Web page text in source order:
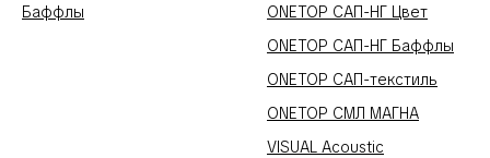
Баффлы
ONETOP САП-НГ Цвет
ONETOP САП-НГ Баффлы
ONETOP САП-текстиль
ONETOP СМЛ МАГНА
VISUAL Acoustic